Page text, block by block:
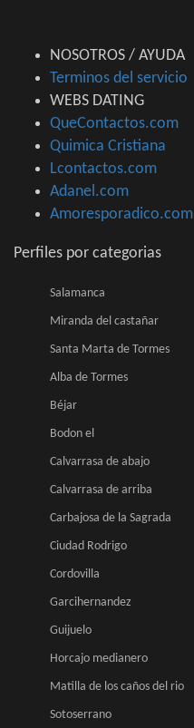
NOSOTROS / AYUDA
Terminos del servicio
WEBS DATING
QueContactos.com
Quimica Cristiana
Lcontactos.com
Adanel.com
Amoresporadico.com
Perfiles por categorias
Salamanca
Miranda del castañar
Santa Marta de Tormes
Alba de Tormes
Béjar
Bodon el
Calvarrasa de abajo
Calvarrasa de arriba
Carbajosa de la Sagrada
Ciudad Rodrigo
Cordovilla
Garcihernandez
Guijuelo
Horcajo medianero
Matilla de los caños del rio
Sotoserrano